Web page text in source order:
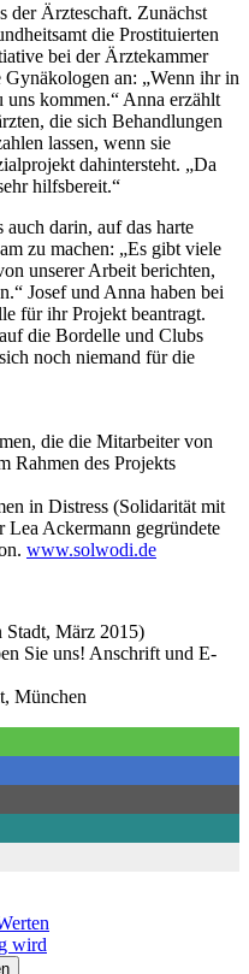
der Ärzteschaft. Zunächst
die Prostituierten
bei der Ärztekammer
an: „Wenn ihr in
kommen.“ Anna erzählt
die sich Behandlungen
lassen, wenn sie
dahintersteht. „Da
hilfsbereit.“
darin, auf das harte
zu machen: „Es gibt viele
unserer Arbeit berichten,
Josef und Anna haben bei
für ihr Projekt beantragt.
die Bordelle und Clubs
noch niemand für die
die die Mitarbeiter von
Rahmen des Projekts
in Distress (Solidarität mit
Lea Ackermann gegründete
www.solwodi.de
Stadt, März 2015)
Sie uns! Anschrift und E-
München
wird